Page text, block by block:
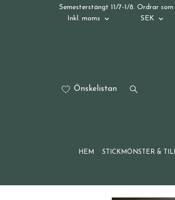
Semesterstängt 11/7-1/8. Ordrar
Inkl. moms
SEK
Önskelistan
HEM STICKMÖNSTER &